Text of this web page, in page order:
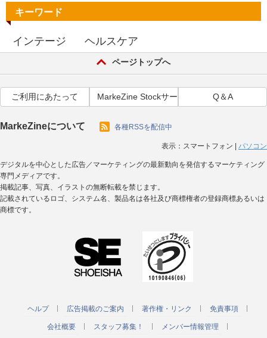
キーワード
インテージ ヘルスケア
ページトップへ
ご利用にあたって MarkeZine Stockサービス利用規約
Q＆A
MarkeZineについて 各種RSSを配信中
表示： スマートフォン パソコン
デジタルを中心とした広告／マーケティングの最新動向を発信するマーケティング
専門メディアです。
掲載記事、写真、イラストの無断転載を禁じます。
記載されているロゴ、システム名、製品名は各社及び商標権者の登録商標あるいは
商標です。
ヘルプ 広告掲載のご案内 著作権・リンク 免責事項
会社概要 スタッフ募集！ メンバー情報管理